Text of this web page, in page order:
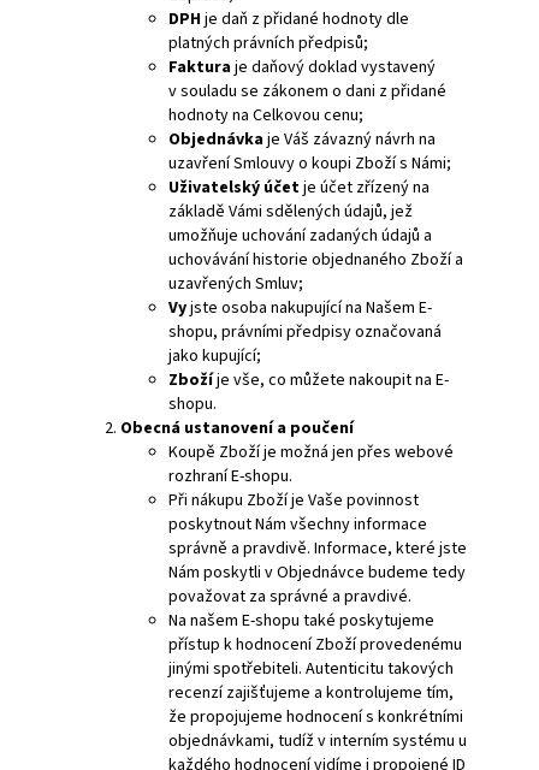
DPHje daň z přidané hodnoty dle
platných právních předpisů;
Fakturaje daňový doklad vystavený
v souladu se zákonem o dani z přidané
hodnoty na Celkovou cenu;
Objednávkaje Váš závazný návrh na
uzavření Smlouvy o koupi Zboží s Námi;
Uživatelský účetje účet zřízený na
základě Vámi sdělených údajů, jež
umožňuje uchování zadaných údajů a
uchovávání historie objednaného Zboží a
uzavřených Smluv;
Vyjste osoba nakupující na Našem E-
shopu, právními předpisy označovaná
jako kupující;
Zbožíje vše, co můžete nakoupit na E-
shopu.
Obecná ustanovení a poučení
Koupě Zboží je možná jen přes webové
rozhraní E-shopu.
Při nákupu Zboží je Vaše povinnost
poskytnout Nám všechny informace
správně a pravdivě. Informace, které jste
Nám poskytli v Objednávce budeme tedy
považovat za správné a pravdivé.
Na našem E-shopu také poskytujeme
přístup k hodnocení Zboží provedenému
jinými spotřebiteli. Autenticitu takových
recenzí zajišťujeme a kontrolujeme tím,
že propojujeme hodnocení s konkrétními
objednávkami, tudíž v interním systému u
každého hodnocení vidíme i propojené ID